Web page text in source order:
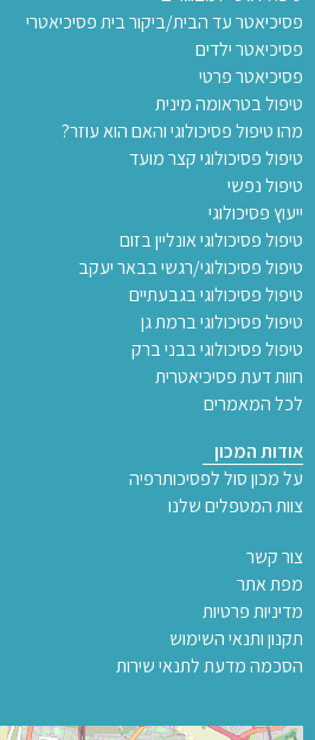
פסיכיאטר עד הבית/ביקור בית פסיכיאטרי
פסיכיאטר ילדים
פסיכיאטר פרטי
טיפול בטראומה מינית
מהו טיפול פסיכולוגי והאם הוא עוזר?
טיפול פסיכולוגי קצר מועד
טיפול נפשי
ייעוץ פסיכולוגי
טיפול פסיכולוגי אונליין בזום
טיפול פסיכולוגי/רגשי בבאר יעקב
טיפול פסיכולוגי בגבעתיים
טיפול פסיכולוגי ברמת גן
טיפול פסיכולוגי בבני ברק
חוות דעת פסיכיאטרית
לכל המאמרים
אודות המכון
על מכון סול לפסיכותרפיה
צוות המטפלים שלנו
צור קשר
מפת אתר
מדיניות פרטיות
תקנון ותנאי השימוש
הסכמה מדעת לתנאי שירות